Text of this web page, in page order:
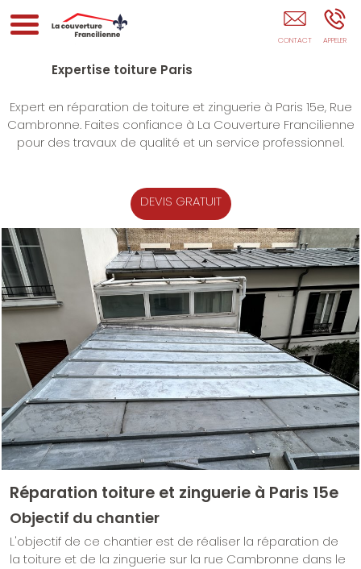
La Couverture Francilienne PARIS
Expertise toiture Paris
Expert en réparation de toiture et zinguerie à Paris 15e, Rue
Cambronne. Faites confiance à La Couverture Francilienne
pour des travaux de qualité et un service professionnel.
DEVIS GRATUIT
Réparation toiture et zinguerie à Paris 15e
Objectif du chantier
L'objectif de ce chantier est de réaliser la réparation de
la toiture et de la zinguerie sur la rue Cambronne dans le